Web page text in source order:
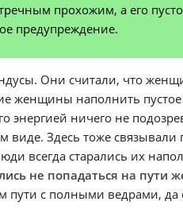
прохожим, а его
предупреждение.
Они считали, что
женщины наполнить
энергией ничего не
Здесь тоже связывали
всегда старались их
не попадаться на пути
пути с полными ведрами, да